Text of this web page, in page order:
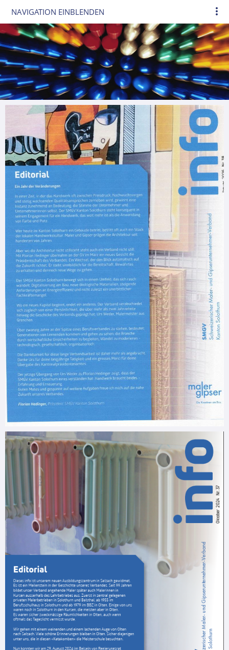
NAVIGATION EINBLENDEN